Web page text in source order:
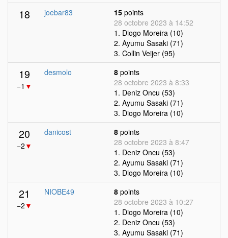
18 joebar83 15 points
28 octobre 2023 à 14:52
1. Diogo Moreira (10)
2. Ayumu Sasaki (71)
3. Collin Veijer (95)
19
−1 ▼
desmolo 8 points
28 octobre 2023 à 8:33
1. Deniz Oncu (53)
2. Ayumu Sasaki (71)
3. Diogo Moreira (10)
20
−2 ▼
danicost 8 points
28 octobre 2023 à 8:47
1. Deniz Oncu (53)
2. Ayumu Sasaki (71)
3. Diogo Moreira (10)
21
−2 ▼
NIOBE49 8 points
28 octobre 2023 à 10:27
1. Diogo Moreira (10)
2. Deniz Oncu (53)
3. Ayumu Sasaki (71)